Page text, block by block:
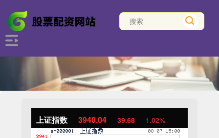
上证指数 3940.04 39.68 1.02%